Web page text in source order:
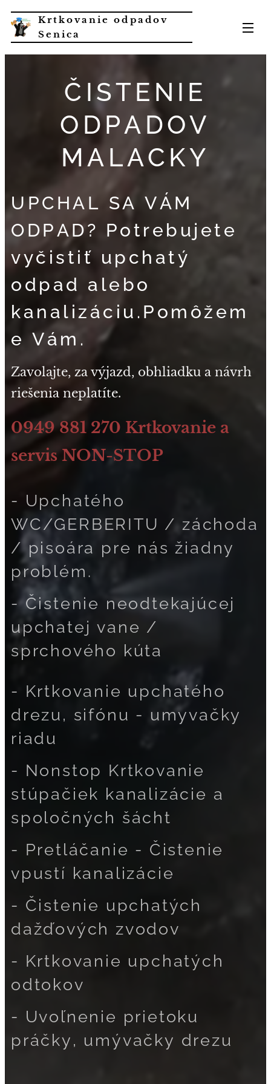
Krtkovanie odpadov
Senica
ČISTENIE
ODPADOV
MALACKY
UPCHAL SA VÁM
ODPAD? Potrebujete
vyčistiť upchatý
odpad alebo
kanalizáciu.Pomôžem
e Vám.
Zavolajte, za výjazd, obhliadku a návrh
riešenia neplatíte.
0949 881 270 Krtkovanie a
servis NON-STOP
- Upchatého
WC/GERBERITU / záchoda
/ pisoára pre nás žiadny
problém.
- Čistenie neodtekajúcej
upchatej vane /
sprchového kúta
- Krtkovanie upchatého
drezu, sifónu - umyvačky
riadu
- Nonstop Krtkovanie
stúpačiek kanalizácie a
spoločných šácht
- Pretláčanie - Čistenie
vpustí kanalizácie
- Čistenie upchatých
dažďových zvodov
- Krtkovanie upchatých
odtokov
- Uvoľnenie prietoku
práčky, umývačky drezu